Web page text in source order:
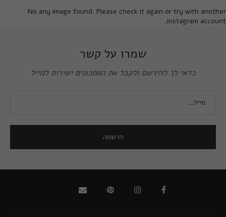
No any image found. Please check it again or try with another
instagram account.
שמרו על קשר
כדאי לך להירשם ולקבל את המתכונים ישירות למייל